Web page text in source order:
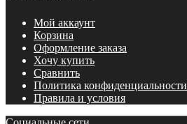
Мой аккаунт
Корзина
Оформление заказа
Хочу купить
Сравнить
Политика конфиденциальности
Правила и условия